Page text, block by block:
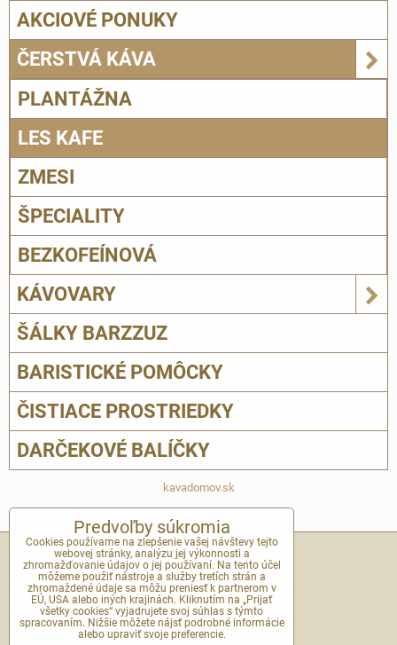
AKCIOVÉ PONUKY
ČERSTVÁ KÁVA
PLANTÁŽNA
LES KAFE
ZMESI
ŠPECIALITY
BEZKOFEÍNOVÁ
KÁVOVARY
ŠÁLKY BARZZUZ
BARISTICKÉ POMÔCKY
ČISTIACE PROSTRIEDKY
DARČEKOVÉ BALÍČKY
kavadomov.sk
KONTAKT
E-mail na helpdesk:
kavadomov@kavadomov.sk
Predvoľby súkromia
Cookies používame na zlepšenie vašej návštevy tejto
webovej stránky, analýzu jej výkonnosti a
zhromažďovanie údajov o jej používaní. Na tento účel
môžeme použiť nástroje a služby tretích strán a
zhromaždené údaje sa môžu preniesť k partnerom v
EÚ, USA alebo iných krajinách. Kliknutím na „Prijať
všetky cookies“ vyjadrujete svoj súhlas s týmto
spracovaním. Nižšie môžete nájsť podrobné informácie
alebo upraviť svoje preferencie.